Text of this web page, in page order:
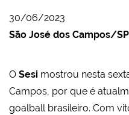
30/06/2023
São José dos Campos/SP
O Sesi mostrou nesta
Campos, por que é
goalball brasileiro. Com